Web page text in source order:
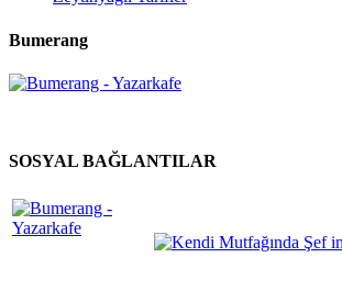
Bumerang
SOSYAL BAĞLANTILAR